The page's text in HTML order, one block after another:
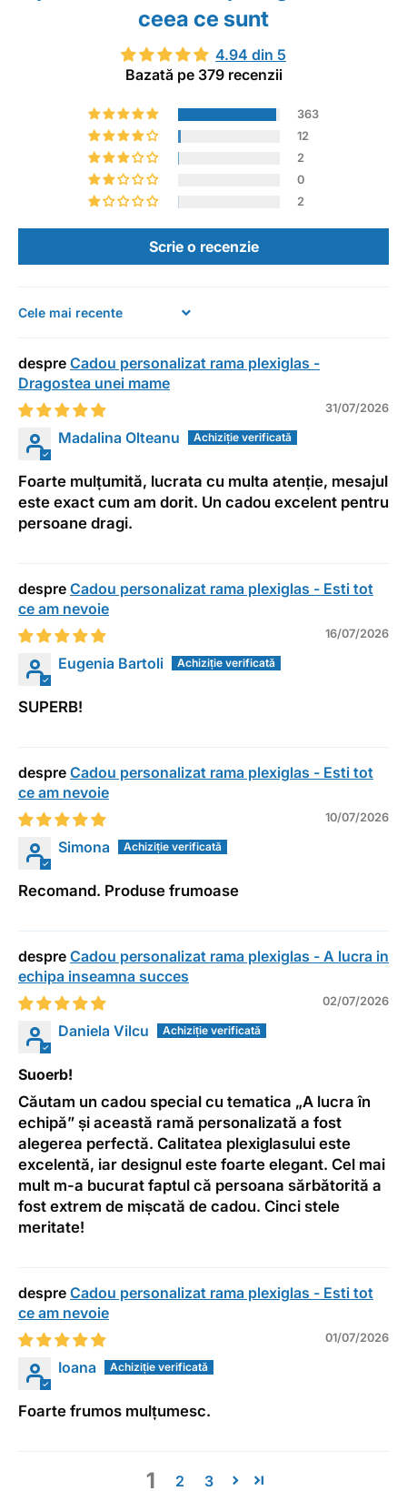
ceea ce sunt
4.94 din 5
Bazată pe 379 recenzii
363
12
2
0
2
Scrie o recenzie
Sort by
Cadou personalizat rama plexiglas -
Dragostea unei mame
31/07/2026
Madalina Olteanu
Foarte mulțumită, lucrata cu multa atenție, mesajul
este exact cum am dorit. Un cadou excelent pentru
persoane dragi.
Cadou personalizat rama plexiglas - Esti tot
ce am nevoie
16/07/2026
Eugenia Bartoli
SUPERB!
Cadou personalizat rama plexiglas - Esti tot
ce am nevoie
10/07/2026
Simona
Recomand. Produse frumoase
Cadou personalizat rama plexiglas - A lucra in
echipa inseamna succes
02/07/2026
Daniela Vilcu
Suoerb!
Căutam un cadou special cu tematica „A lucra în
echipă” și această ramă personalizată a fost
alegerea perfectă. Calitatea plexiglasului este
excelentă, iar designul este foarte elegant. Cel mai
mult m-a bucurat faptul că persoana sărbătorită a
fost extrem de mișcată de cadou. Cinci stele
meritate!
Cadou personalizat rama plexiglas - Esti tot
ce am nevoie
01/07/2026
Ioana
Foarte frumos mulțumesc.
1 2 3